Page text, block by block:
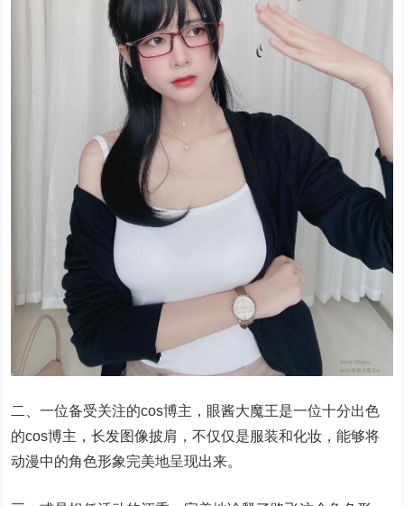
二、一位备受关注的cos博主，眼酱大魔王是一位十分出色
的cos博主，长发图像披肩，不仅仅是服装和化妆，能够将
动漫中的角色形象完美地呈现出来。